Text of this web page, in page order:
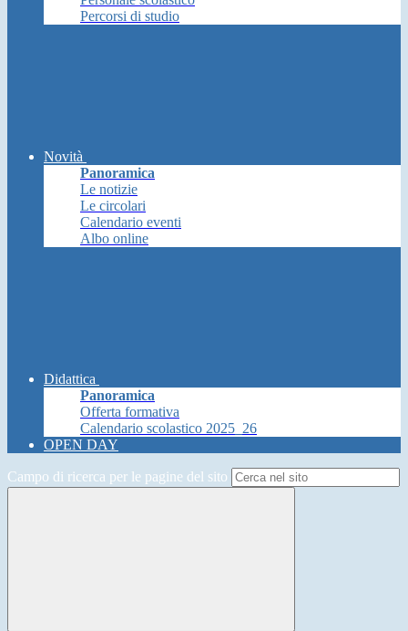
Percorsi di studio
Novità
Panoramica
Le notizie
Le circolari
Calendario eventi
Albo online
Didattica
Panoramica
Offerta formativa
Calendario scolastico 2025_26
OPEN DAY
Campo di ricerca per le pagine del sito